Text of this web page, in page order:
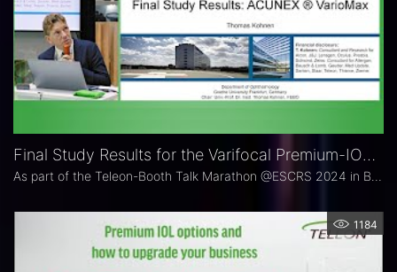
Final Study Results for the Varifocal Premium-IOL ACUNEX VarioMax presented by Prof. Thomas Kohnen
1184